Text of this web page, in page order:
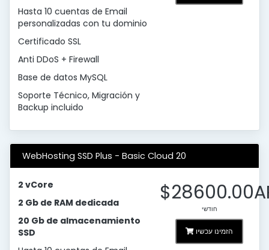
Hasta 10 cuentas de Email
personalizadas con tu dominio
Certificado SSL
Anti DDoS + Firewall
Base de datos MySQL
Soporte Técnico, Migración y
Backup incluido
WebHosting SSD Plus - Basic Cloud 20
2 vCore
2 Gb de RAM dedicada
20 Gb de almacenamiento
SSD
חודשי
הזמינו עכשיו